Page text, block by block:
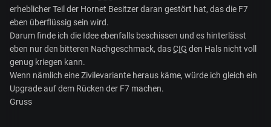
erheblicher Teil der Hornet Besitzer daran gestört hat, das die F7
eben überflüssig sein wird.
Darum finde ich die Idee ebenfalls beschissen und es hinterlässt
eben nur den bitteren Nachgeschmack, dasCIG den Hals nicht voll
genug kriegen kann.
Wenn nämlich eine Zivilevariante heraus käme, würde ich gleich ein
Upgrade auf dem Rücken der F7 machen.
Gruss